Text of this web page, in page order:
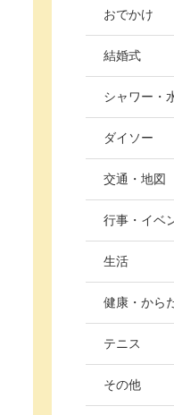
おでかけ
結婚式
シャワー・
ダイソー
交通・地図
行事・イベ
生活
健康・から
テニス
その他